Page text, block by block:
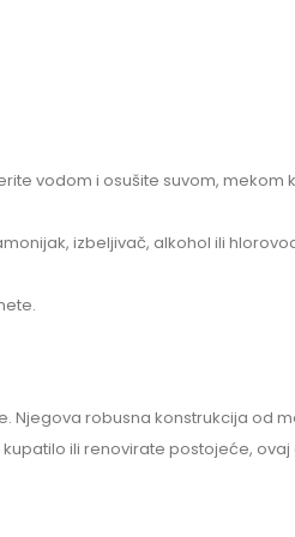
vodom i osušite suvom, mekom
izbeljivač, alkohol ili
Njegova robusna konstrukcija od
ili renovirate postojeće, ovaj